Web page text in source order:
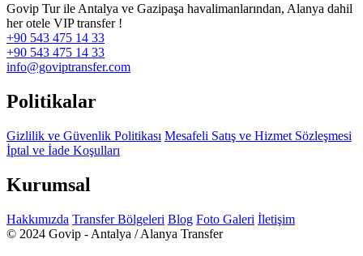
Govip Tur ile Antalya ve Gazipaşa havalimanlarından, Alanya dahil
her otele VIP transfer !
+90 543 475 14 33
+90 543 475 14 33
info@goviptransfer.com
Politikalar
Gizlilik ve Güvenlik Politikası Mesafeli Satış ve Hizmet Sözleşmesi
İptal ve İade Koşulları
Kurumsal
Hakkımızda Transfer Bölgeleri Blog Foto Galeri İletişim
© 2024 Govip - Antalya / Alanya Transfer